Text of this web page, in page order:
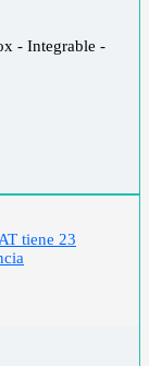
- Integrable -